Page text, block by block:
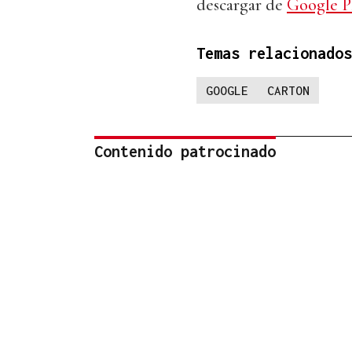
descargar de Google
Temas relacionados
GOOGLE CARTON
Contenido patrocinado